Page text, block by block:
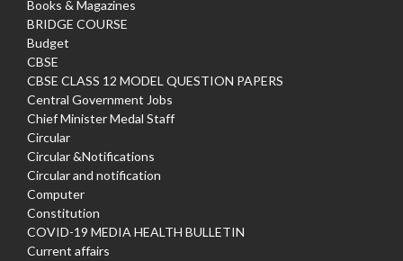
Books & Magazines
BRIDGE COURSE
Budget
CBSE
CBSE CLASS 12 MODEL QUESTION PAPERS
Central Government Jobs
Chief Minister Medal Staff
Circular
Circular &Notifications
Circular and notification
Computer
Constitution
COVID-19 MEDIA HEALTH BULLETIN
Current affairs